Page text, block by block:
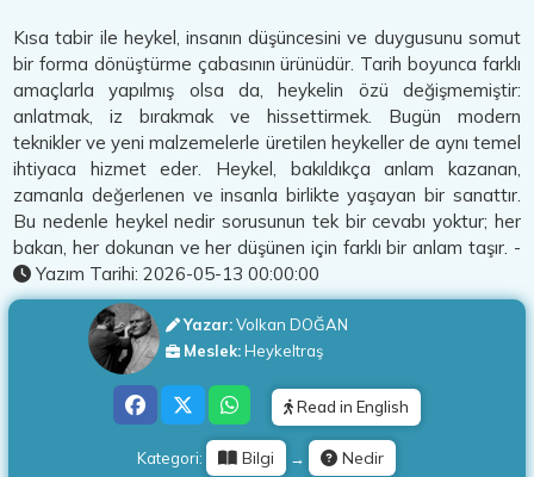
Kısa tabir ile heykel, insanın düşüncesini ve duygusunu somut
bir forma dönüştürme çabasının ürünüdür. Tarih boyunca farklı
amaçlarla yapılmış olsa da, heykelin özü değişmemiştir:
anlatmak, iz bırakmak ve hissettirmek. Bugün modern
teknikler ve yeni malzemelerle üretilen heykeller de aynı temel
ihtiyaca hizmet eder. Heykel, bakıldıkça anlam kazanan,
zamanla değerlenen ve insanla birlikte yaşayan bir sanattır.
Bu nedenle heykel nedir sorusunun tek bir cevabı yoktur; her
bakan, her dokunan ve her düşünen için farklı bir anlam taşır. -
Yazım Tarihi:2026-05-13 00:00:00
Yazar:Volkan DOĞAN
Meslek:Heykeltraş
Kategori: Bilgi → Nedir
Read in English